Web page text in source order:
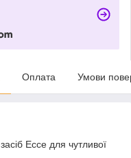
Оплата Умови
Ессе для чутливої